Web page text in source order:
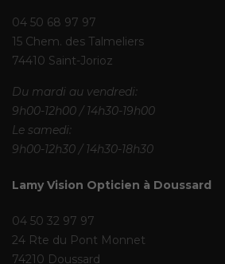
04 50 68 97 97
15 Chem. des Talmeliers
74410 Saint-Jorioz
Du mardi au vendredi:
9h00-12h00 / 14h30-19h00
Le samedi:
9h00-12h30 / 14h30-18h30
Lamy Vision Opticien à Doussard
04 50 32 97 97
24 Rte du Pont Monnet
74210 Doussard